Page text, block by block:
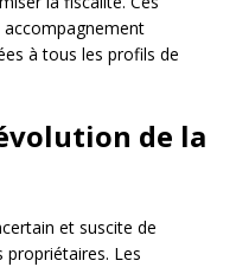
à tous les profils de
de la
et suscite de
Les